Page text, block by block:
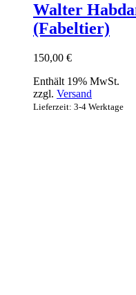
Walter
(Fabeltier)
150,00 €
Enthält 19% MwSt.
zzgl. Versand
Lieferzeit: 3-4 Werktage